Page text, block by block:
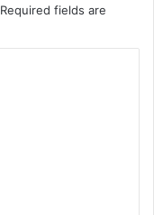
Required fields are